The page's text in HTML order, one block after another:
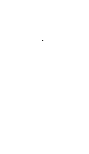
pozytywną